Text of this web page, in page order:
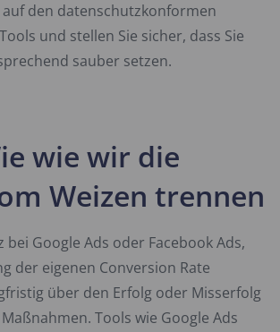
den datenschutzkonformen
und stellen Sie sicher, dass Sie
sauber setzen.
wie wir die
Weizen trennen
bei Google Ads oder Facebook Ads,
der eigenen Conversion Rate
über den Erfolg oder Misserfolg
Tools wie Google Ads